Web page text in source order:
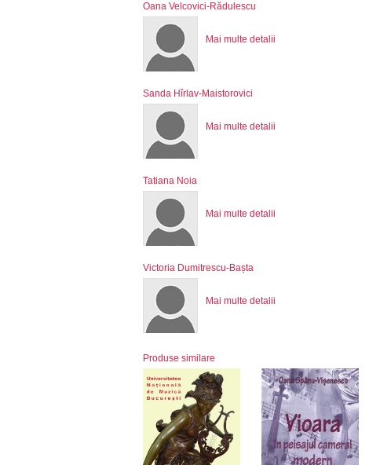
Oana Velcovici-Rădulescu
Mai multe detalii
Sanda Hîrlav-Maistorovici
Mai multe detalii
Tatiana Noia
Mai multe detalii
Victoria Dumitrescu-Bașta
Mai multe detalii
Produse similare